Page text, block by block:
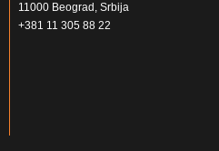
11000 Beograd, Srbija
+381 11 305 88 22